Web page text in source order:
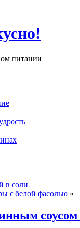
питании
в соли
с белой фасолью »